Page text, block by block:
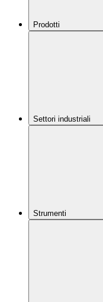
Prodotti
Settori industriali
Strumenti